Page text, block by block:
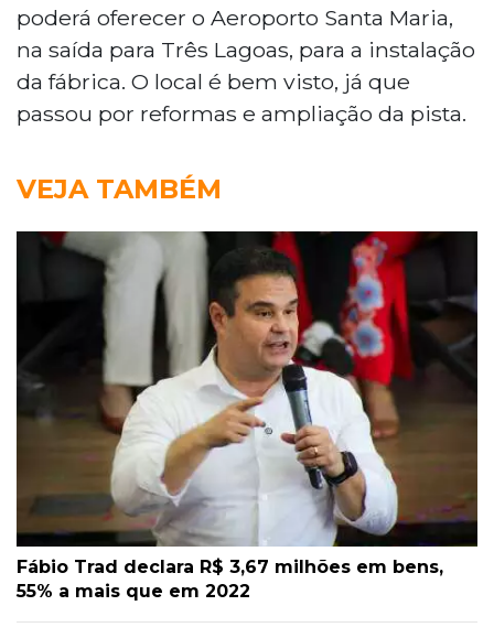
poderá oferecer o Aeroporto Santa Maria,
na saída para Três Lagoas, para a instalação
da fábrica. O local é bem visto, já que
passou por reformas e ampliação da pista.
VEJA TAMBÉM
Fábio Trad declara R$ 3,67 milhões em bens,
55% a mais que em 2022